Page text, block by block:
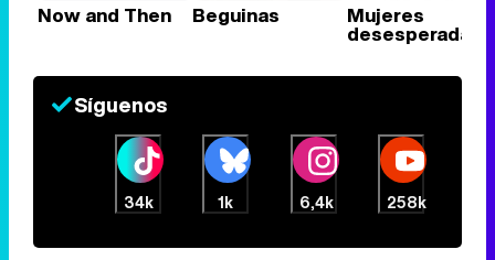
Now and Then Beguinas Mujeres
desesperadas
Síguenos
34k 1k 6,4k 258k